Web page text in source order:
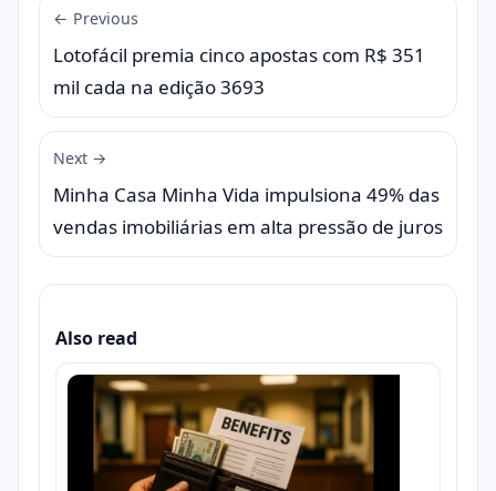
← Previous
Lotofácil premia cinco apostas com R$ 351
mil cada na edição 3693
Next →
Minha Casa Minha Vida impulsiona 49% das
vendas imobiliárias em alta pressão de juros
Also read